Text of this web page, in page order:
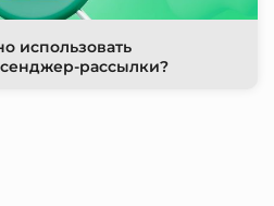
использовать
рассылки?